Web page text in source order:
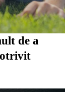
de a